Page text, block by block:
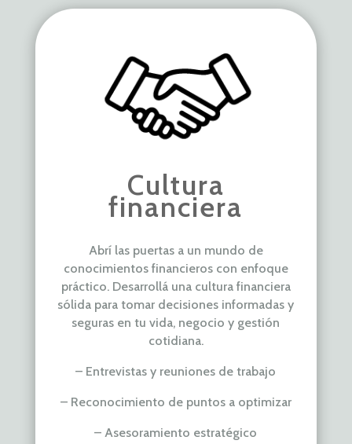
Cultura
financiera
Abrí las puertas a un mundo de
conocimientos financieros con enfoque
práctico. Desarrollá una cultura financiera
sólida para tomar decisiones informadas y
seguras en tu vida, negocio y gestión
cotidiana.
– Entrevistas y reuniones de trabajo
– Reconocimiento de puntos a optimizar
– Asesoramiento estratégico